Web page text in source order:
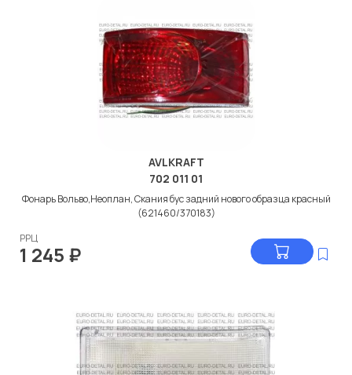
AVLKRAFT
702 011 01
Фонарь Вольво,Неоплан, Скания бус задний нового образца красный
(621460/370183)
РРЦ
1 245 ₽